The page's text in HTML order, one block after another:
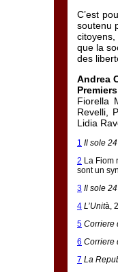
C’est
soutenu
citoyens,
que la
des
Andrea
Fiorella
Revelli,
Lidia
1 Il sole
2 La Fiom
sont un
3 Il sole
4 L’Unità,
5 Corriere
6 Corriere
7 La